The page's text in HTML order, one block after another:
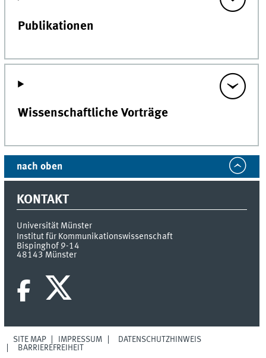
Publikationen
Wissenschaftliche Vorträge
nach oben
KONTAKT
Universität Münster
Institut für Kommunikationswissenschaft
Bispinghof 9-14
48143 Münster
SITE MAP IMPRESSUM
DATENSCHUTZHINWEIS
BARRIEREFREIHEIT